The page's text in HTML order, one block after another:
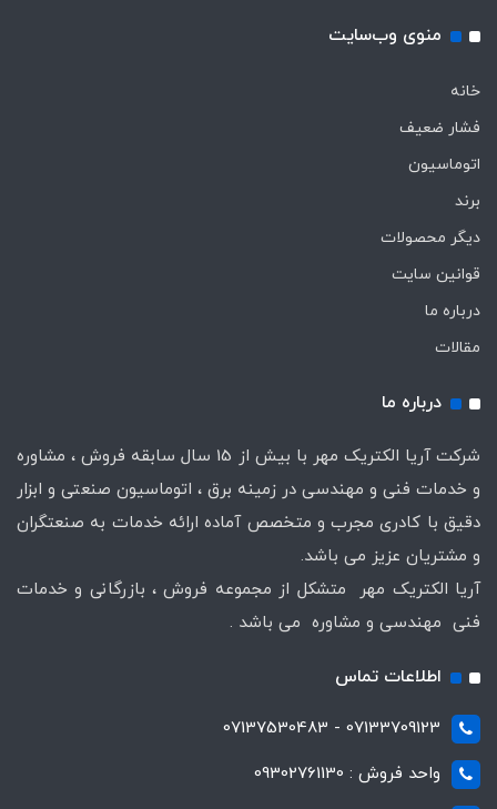
منوی وب‌سایت
خانه
فشار ضعیف
اتوماسیون
برند
دیگر محصولات
قوانین سایت
درباره ما
مقالات
درباره ما
شرکت آریا الکتریک مهر با بیش از 15 سال سابقه فروش ، مشاوره
و خدمات فنی و مهندسی در زمینه برق ، اتوماسیون صنعتی و ابزار
دقیق با کادری مجرب و متخصص آماده ارائه خدمات به صنعتگران
و مشتریان عزیز می باشد.
آریا الکتریک مهر متشکل از مجموعه فروش ، بازرگانی و خدمات
فنی مهندسی و مشاوره می باشد .
اطلاعات تماس
07133709123 - 07137530483
واحد فروش : 09302761130